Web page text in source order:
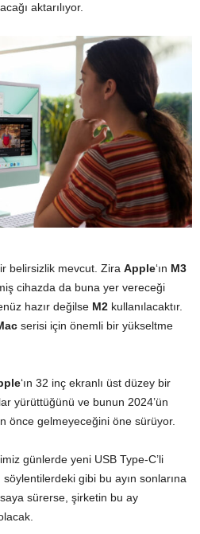
aktarılıyor.
belirsizlik mevcut. Zira Apple‘ın M3
cihazda da buna yer vereceği
hazır değilse M2 kullanılacaktır.
serisi için önemli bir yükseltme
‘ın 32 inç ekranlı üst düzey bir
yürüttüğünü ve bunun 2024’ün
önce gelmeyeceğini öne sürüyor.
günlerde yeni USB Type-C’li
gibi bu ayın sonlarına
sürerse, şirketin bu ay